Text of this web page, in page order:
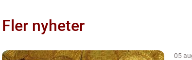
Fler nyheter
05